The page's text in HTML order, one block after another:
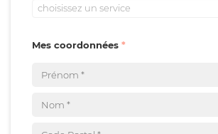
choisissez un service
Mes coordonnées